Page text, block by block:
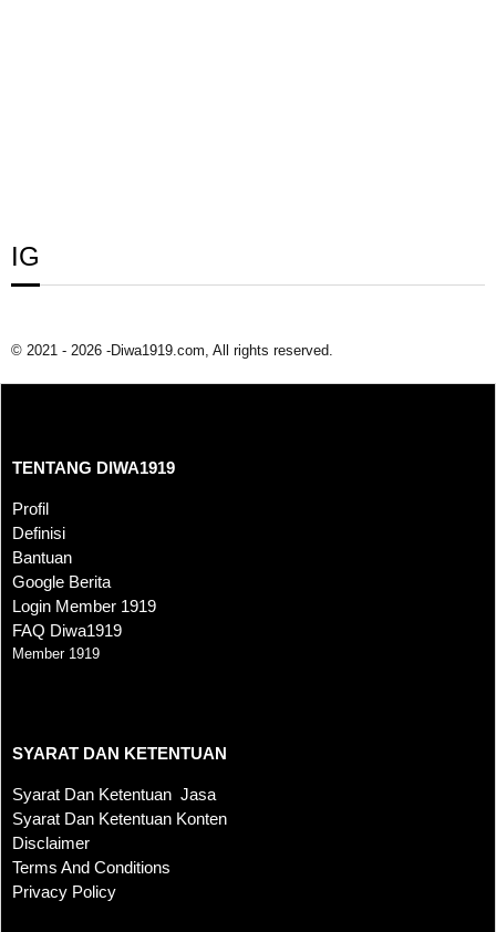
IG
© 2021 - 2026 -Diwa1919.com, All rights reserved.
TENTANG DIWA1919
Profil
Definisi
Bantuan
Google Berita
Login Member 1919
FAQ Diwa1919
Member 1919
SYARAT DAN KETENTUAN
Syarat Dan Ketentuan Jasa
Syarat Dan Ketentuan Konten
Disclaimer
Terms And Conditions
Privacy Policy